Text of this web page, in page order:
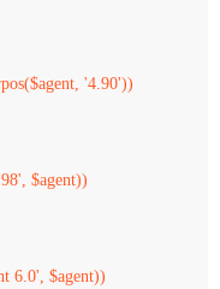
'4.90'))
$agent))
6.0', $agent))